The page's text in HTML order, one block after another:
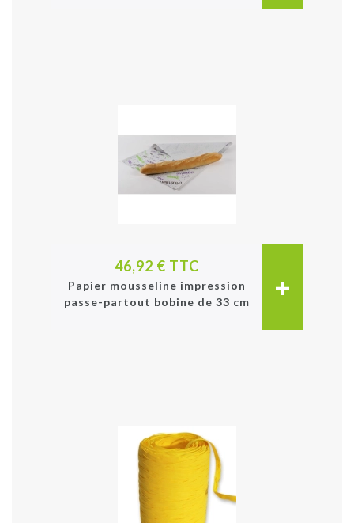
46,92 € TTC
Papier mousseline impression
passe-partout bobine de 33 cm
+